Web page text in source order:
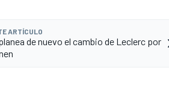
ARTÍCULO
de nuevo el cambio de Leclerc por